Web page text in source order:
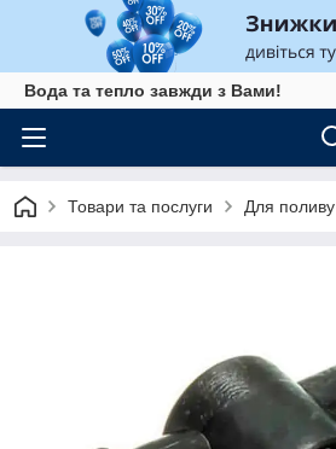
Вода та тепло завжди з Вами!
Товари та послуги Для поливу